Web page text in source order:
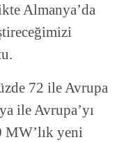
Almanya’da
72 ile Avrupa
ile Avrupa’yı
MW’lık yeni